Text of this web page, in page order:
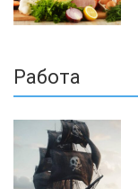
Работа